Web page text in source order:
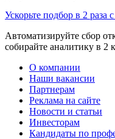
Ускорьте подбор в 2 раза
Автоматизируйте сбор
собирайте аналитику в 2
О компании
Наши вакансии
Партнерам
Реклама на сайте
Новости и статьи
Инвесторам
Кандидаты по